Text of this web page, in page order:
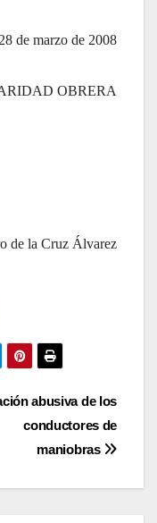
de marzo de 2008
OBRERA
de la Cruz Álvarez
abusiva de los
conductores de
maniobras